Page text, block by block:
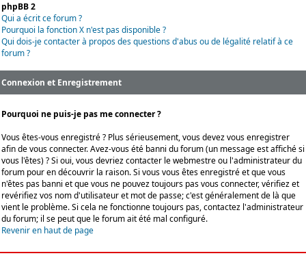
phpBB 2
Qui a écrit ce forum ?
Pourquoi la fonction X n'est pas disponible ?
Qui dois-je contacter à propos des questions d'abus ou de légalité relatif à ce
forum ?
Connexion et Enregistrement
Pourquoi ne puis-je pas me connecter ?
Vous êtes-vous enregistré ? Plus sérieusement, vous devez vous enregistrer
afin de vous connecter. Avez-vous été banni du forum (un message est affiché si
vous l'êtes) ? Si oui, vous devriez contacter le webmestre ou l'administrateur du
forum pour en découvrir la raison. Si vous vous êtes enregistré et que vous
n'êtes pas banni et que vous ne pouvez toujours pas vous connecter, vérifiez et
revérifiez vos nom d'utilisateur et mot de passe; c'est généralement de là que
vient le problème. Si cela ne fonctionne toujours pas, contactez l'administrateur
du forum; il se peut que le forum ait été mal configuré.
Revenir en haut de page